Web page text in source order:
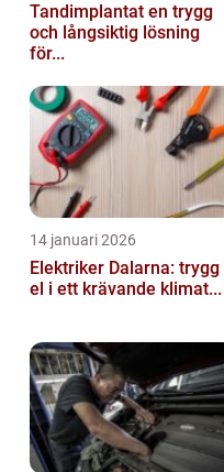
Tandimplantat en trygg
och långsiktig lösning
för...
14 januari 2026
Elektriker Dalarna: trygg
el i ett krävande klimat...